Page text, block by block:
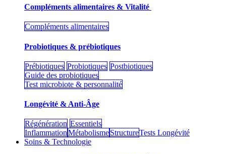
Compléments alimentaires & Vitalité
Compléments alimentaires
Probiotiques & prébiotiques
Prébiotiques Probiotiques Postbiotiques
Guide des probiotiques
Test microbiote & personnalité
Longévité & Anti-Âge
Régénération Essentiels
InflammationMétabolismeStructureTests Longévité
Soins & Technologie